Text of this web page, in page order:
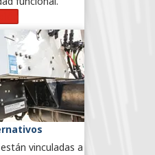
vinculadas a